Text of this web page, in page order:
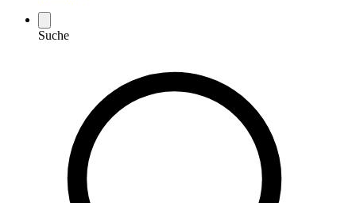
Suche